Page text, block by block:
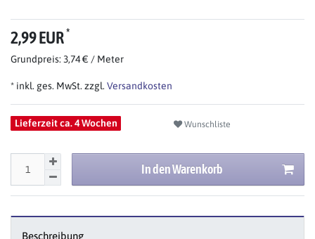
2,99 EUR*
Grundpreis: 3,74 € / Meter
* inkl. ges. MwSt. zzgl. Versandkosten
Lieferzeit ca. 4 Wochen Wunschliste
In den Warenkorb
Beschreibung